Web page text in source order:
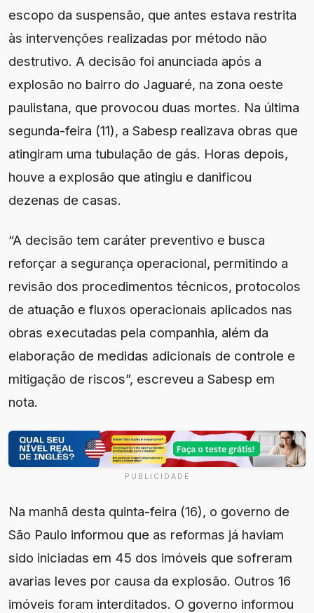
escopo da suspensão, que antes estava restrita
às intervenções realizadas por método não
destrutivo. A decisão foi anunciada após a
explosão no bairro do Jaguaré, na zona oeste
paulistana, que provocou duas mortes. Na última
segunda-feira (11), a Sabesp realizava obras que
atingiram uma tubulação de gás. Horas depois,
houve a explosão que atingiu e danificou
dezenas de casas.
“A decisão tem caráter preventivo e busca
reforçar a segurança operacional, permitindo a
revisão dos procedimentos técnicos, protocolos
de atuação e fluxos operacionais aplicados nas
obras executadas pela companhia, além da
elaboração de medidas adicionais de controle e
mitigação de riscos”, escreveu a Sabesp em
nota.
PUBLICIDADE
Na manhã desta quinta-feira (16), o governo de
São Paulo informou que as reformas já haviam
sido iniciadas em 45 dos imóveis que sofreram
avarias leves por causa da explosão. Outros 16
imóveis foram interditados. O governo informou